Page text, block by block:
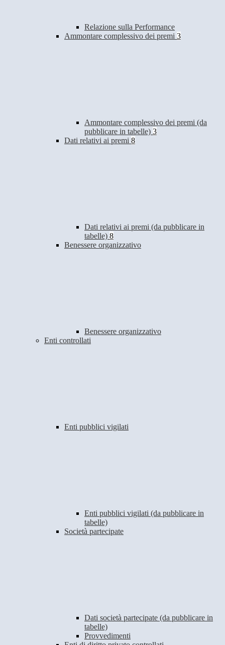
Relazione sulla Performance
Ammontare complessivo dei premi 3
Ammontare complessivo dei premi (da
pubblicare in tabelle) 3
Dati relativi ai premi 8
Dati relativi ai premi (da pubblicare in
tabelle) 8
Benessere organizzativo
Benessere organizzativo
Enti controllati
Enti pubblici vigilati
Enti pubblici vigilati (da pubblicare in
tabelle)
Società partecipate
Dati società partecipate (da pubblicare in
tabelle)
Provvedimenti